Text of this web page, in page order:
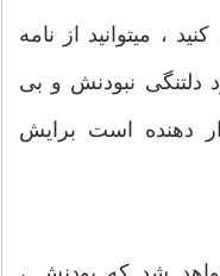
، میتوانید از نامه
دلتنگی نبودنش و بی
دهنده است برایش